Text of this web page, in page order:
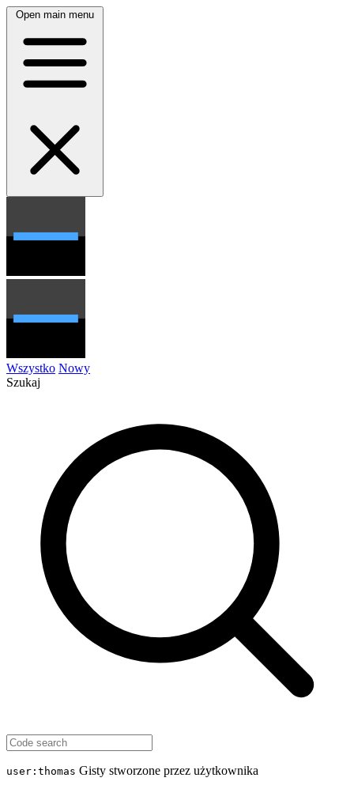
Open main menu
Wszystko Nowy
Szukaj
user:thomas Gisty stworzone przez użytkownika